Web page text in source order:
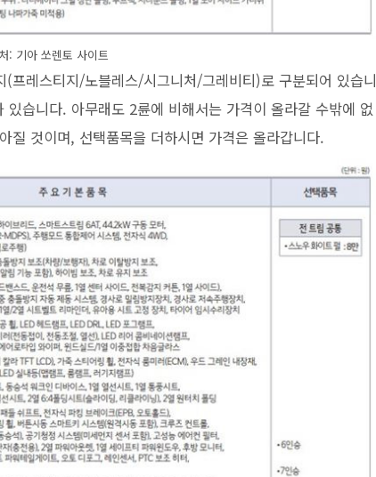
: 기아 쏘렌토 사이트
레스티지/노블레스/시그니처/그레비티)로 구분되어 있습니
습니다. 아무래도 2륜에 비해서는 가격이 올라갈 수밖에 없
질 것이며, 선택품목을 더하시면 가격은 올라갑니다.